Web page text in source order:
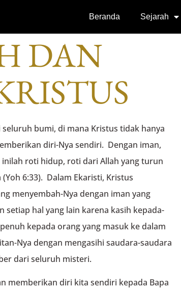
Beranda Sejarah
DAN
bumi, di mana Kristus tidak hanya
diri-Nya sendiri. Dengan iman,
roti hidup, roti dari Allah yang turun
6:33). Dalam Ekaristi, Kristus
menyembah-Nya dengan iman yang
setiap hal yang lain karena kasih kepada-
kepada orang yang masuk ke dalam
Nya dengan mengasihi saudara-saudara
dari seluruh misteri.
memberikan diri kita sendiri kepada Bapa